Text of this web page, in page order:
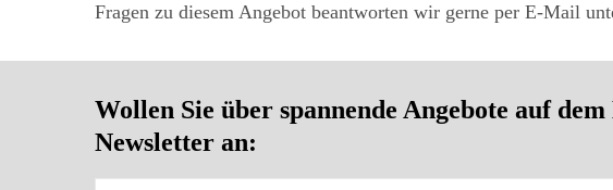
Fragen zu diesem Angebot beantworten wir gerne per E-Mail
Wollen Sie über spannende Angebote auf
Newsletter an: